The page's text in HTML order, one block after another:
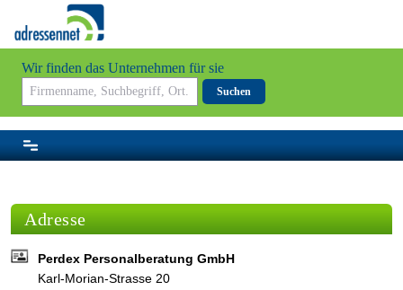
Wir finden das Unternehmen für sie
Suchen
Adresse
Perdex Personalberatung GmbH
Karl-Morian-Strasse 20